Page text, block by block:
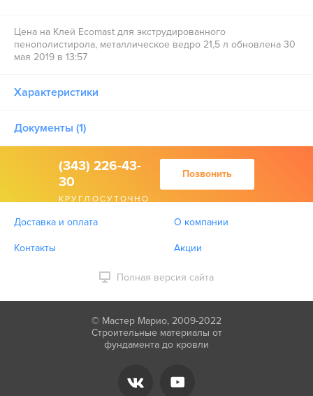
Цена на Клей Ecomast для экструдированного
пенополистирола, металлическое ведро 21,5 л обновлена 30
мая 2019 в 13:57
Характеристики
Документы (1)
(343) 226-43-
30
КРУГЛОСУТОЧНО
Позвонить
Доставка и оплата О компании
Контакты Акции
Полная версия сайта
© Мастер Марио, 2009-2022
Строительные материалы от
фундамента до кровли